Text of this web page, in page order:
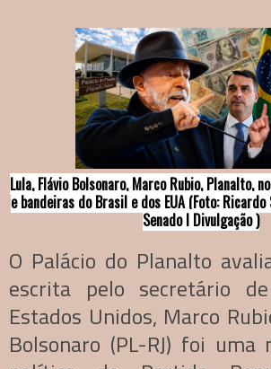
Lula, Flávio Bolsonaro, Marco Rubio, Planalto,
e bandeiras do Brasil e dos EUA (Foto:
Senado I Divulgação )
O Palácio do Planalto
escrita pelo secretário
Estados Unidos, Marco
Bolsonaro (PL-RJ) foi uma